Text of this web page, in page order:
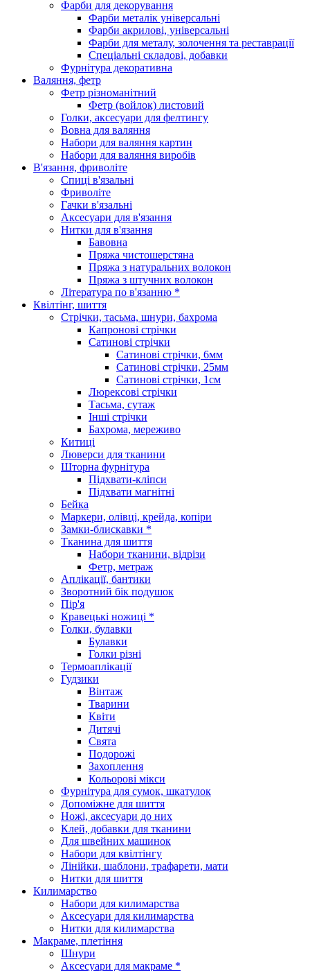
Фарби для декорування
Фарби металік універсальні
Фарби акрилові, універсальні
Фарби для металу, золочення та реставрації
Спеціальні складові, добавки
Фурнітура декоративна
Валяння, фетр
Фетр різноманітний
Фетр (войлок) листовий
Голки, аксесуари для фелтингу
Вовна для валяння
Набори для валяння картин
Набори для валяння виробів
В'язання, фриволіте
Спиці в'язальні
Фриволіте
Гачки в'язальні
Аксесуари для в'язання
Нитки для в'язання
Бавовна
Пряжа чистошерстяна
Пряжа з натуральних волокон
Пряжа з штучних волокон
Література по в'язанню *
Квілтінг, шиття
Стрічки, тасьма, шнури, бахрома
Капронові стрічки
Сатинові стрічки
Сатинові стрічки, 6мм
Сатинові стрічки, 25мм
Сатинові стрічки, 1см
Люрексові стрічки
Тасьма, сутаж
Інші стрічки
Бахрома, мереживо
Китиці
Люверси для тканини
Шторна фурнітура
Підхвати-кліпси
Підхвати магнітні
Бейка
Маркери, олівці, крейда, копіри
Замки-блискавки *
Тканина для шиття
Набори тканини, відрізи
Фетр, метраж
Аплікації, бантики
Зворотний бік подушок
Пір'я
Кравецькі ножиці *
Голки, булавки
Булавки
Голки різні
Термоаплікації
Гудзики
Вінтаж
Тварини
Квіти
Дитячі
Свята
Подорожі
Захоплення
Кольорові мікси
Фурнітура для сумок, шкатулок
Допоміжне для шиття
Ножі, аксесуари до них
Клей, добавки для тканини
Для швейних машинок
Набори для квілтінгу
Лінійки, шаблони, трафарети, мати
Нитки для шиття
Килимарство
Набори для килимарства
Аксесуари для килимарства
Нитки для килимарства
Макраме, плетіння
Шнури
Аксесуари для макраме *